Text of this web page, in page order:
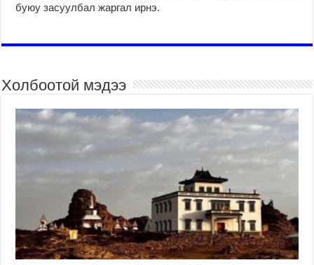
буюу засуулбал жаргал ирнэ.
Холбоотой мэдээ